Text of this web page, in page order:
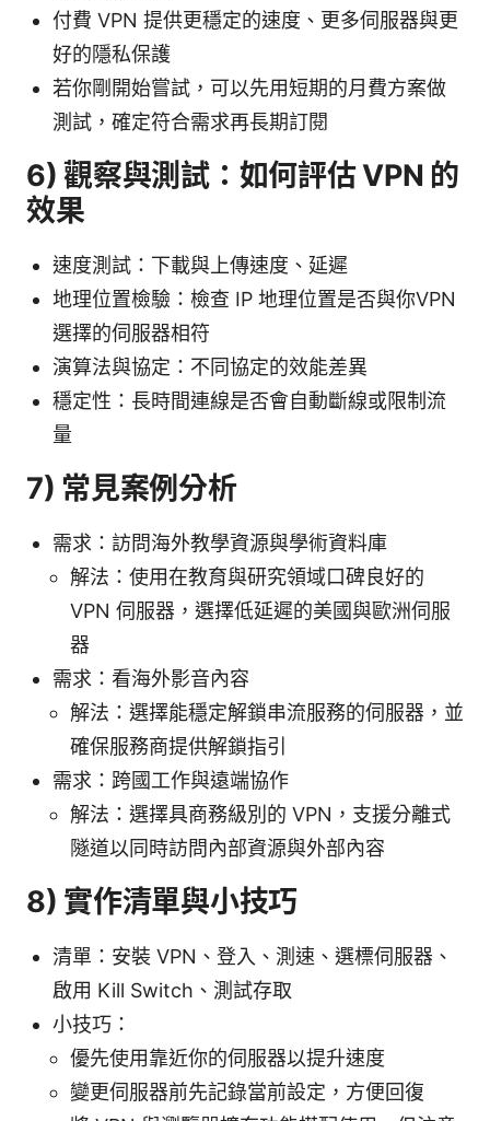
付費 VPN 提供更穩定的速度、更多伺服器與更
好的隱私保護
若你剛開始嘗試，可以先用短期的月費方案做
測試，確定符合需求再長期訂閱
6) 觀察與測試：如何評估 VPN 的
效果
速度測試：下載與上傳速度、延遲
地理位置檢驗：檢查 IP 地理位置是否與你VPN
選擇的伺服器相符
演算法與協定：不同協定的效能差異
穩定性：長時間連線是否會自動斷線或限制流
量
7) 常見案例分析
需求：訪問海外教學資源與學術資料庫
解法：使用在教育與研究領域口碑良好的
VPN 伺服器，選擇低延遲的美國與歐洲伺服
器
需求：看海外影音內容
解法：選擇能穩定解鎖串流服務的伺服器，並
確保服務商提供解鎖指引
需求：跨國工作與遠端協作
解法：選擇具商務級別的 VPN，支援分離式
隧道以同時訪問內部資源與外部內容
8) 實作清單與小技巧
清單：安裝 VPN、登入、測速、選標伺服器、
啟用 Kill Switch、測試存取
小技巧：
優先使用靠近你的伺服器以提升速度
變更伺服器前先記錄當前設定，方便回復